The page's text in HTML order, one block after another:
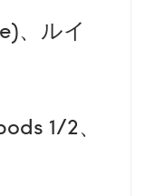
、ルイ
1/2、